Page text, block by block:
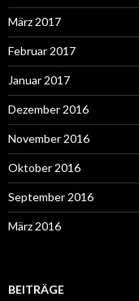
März 2017
Februar 2017
Januar 2017
Dezember 2016
November 2016
Oktober 2016
September 2016
März 2016
BEITRÄGE